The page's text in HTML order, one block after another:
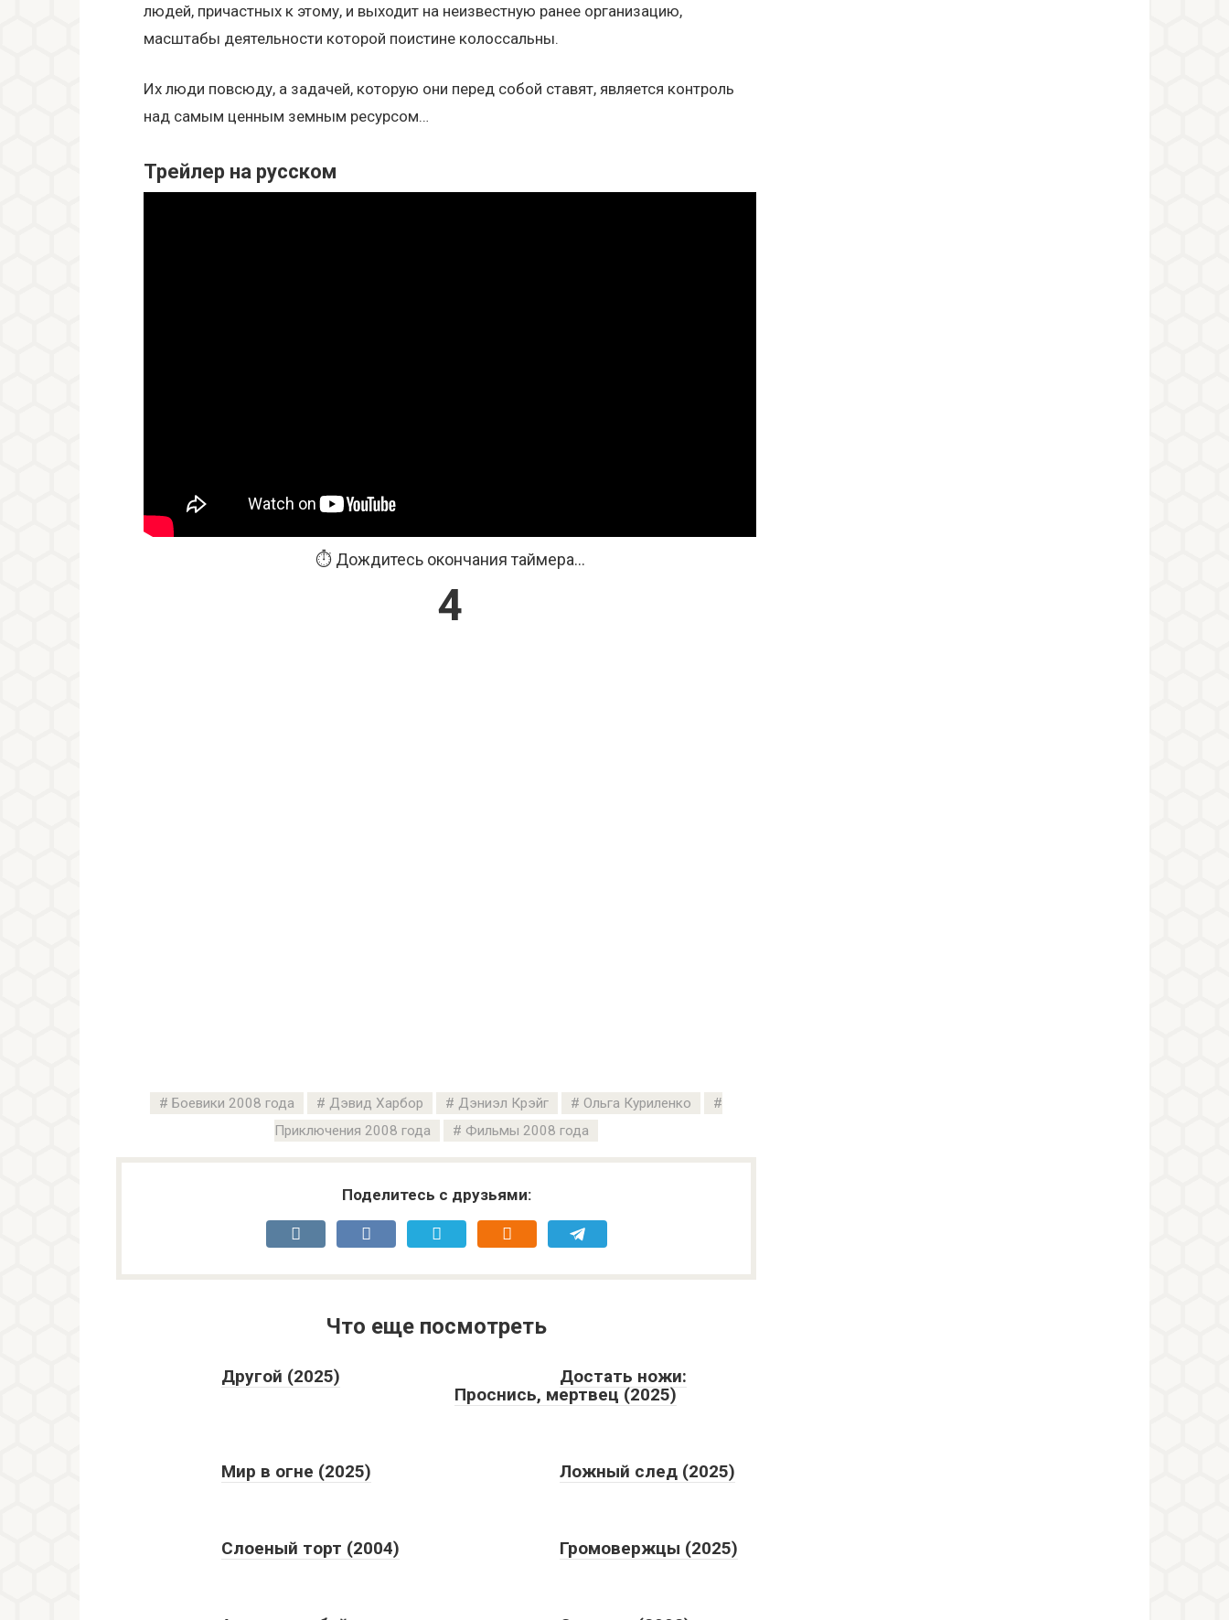
людей, причастных к этому, и выходит на неизвестную ранее организацию,
масштабы деятельности которой поистине колоссальны.
Их люди повсюду, а задачей, которую они перед собой ставят, является контроль
над самым ценным земным ресурсом…
Трейлер на русском
⏱️ Дождитесь окончания таймера...
3
Боевики 2008 года Дэвид Харбор Дэниэл Крэйг
Ольга Куриленко
Приключения 2008 года
Фильмы 2008 года
Поделитесь с друзьями:
Что еще посмотреть
Другой (2025)
Достать ножи:
Проснись, мертвец (2025)
Мир в огне (2025) Ложный след (2025)
Слоеный торт (2004) Громовержцы (2025)